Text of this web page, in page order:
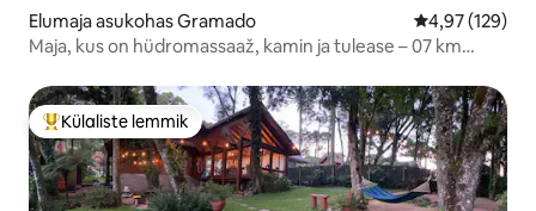
Elumaja asukohas Gramado Keskmine
4,97 (129)
Maja, kus on hüdromassaaž, kamin ja tulease – 07 km
Külaliste suur lemmik
Külaliste lemmik